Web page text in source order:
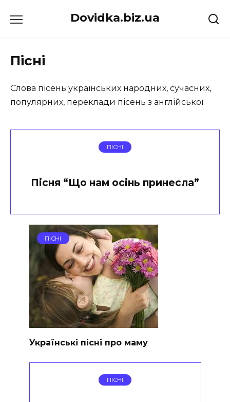
до
Dovidka.biz.ua
Пісні
Слова пісень українських народних, сучасних,
популярних, переклади пісень з англійської
ПІСНІ
Пісня “Що нам осінь принесла”
ПІСНІ
Українські пісні про маму
ПІСНІ